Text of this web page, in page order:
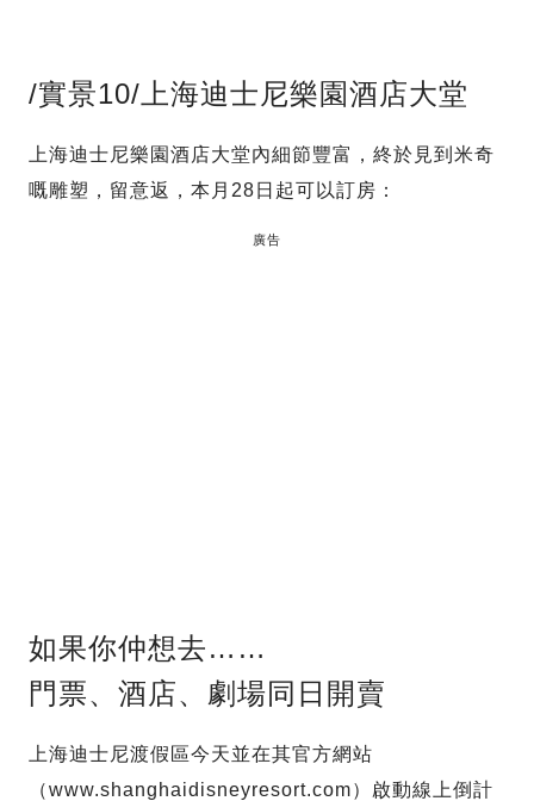
/實景10/上海迪士尼樂園酒店大堂
上海迪士尼樂園酒店大堂內細節豐富，終於見到米奇
嘅雕塑，留意返，本月28日起可以訂房：
廣告
如果你仲想去……
門票、酒店、劇場同日開賣
上海迪士尼渡假區今天並在其官方網站
（www.shanghaidisneyresort.com）啟動線上倒計